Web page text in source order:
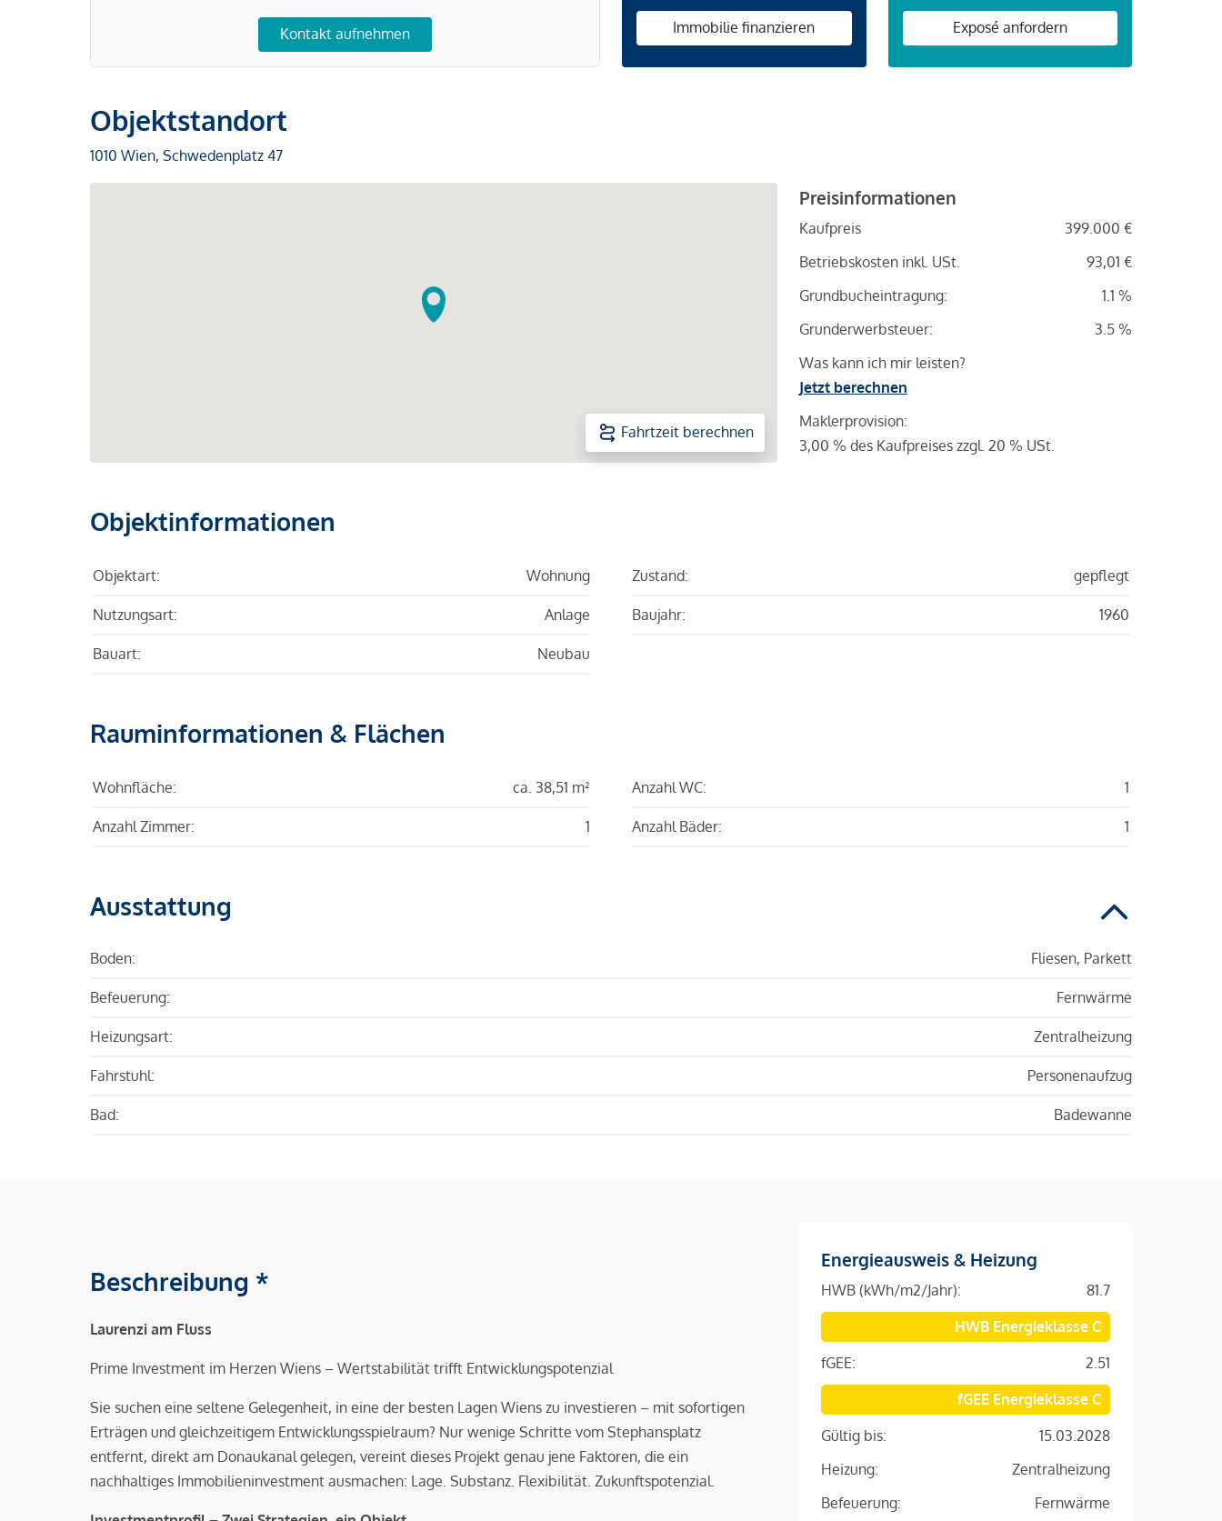
Kontakt aufnehmen Immobilie finanzieren Exposé anfordern
Objektstandort
1010 Wien, Schwedenplatz 47
Fahrtzeit berechnen
Preisinformationen
Kaufpreis
399.000 €
Betriebskosten inkl. USt.
93,01 €
Grundbucheintragung:
1.1 %
Grunderwerbsteuer:
3.5 %
Was kann ich mir leisten?
Jetzt berechnen
Maklerprovision:
3,00 % des Kaufpreises zzgl. 20 % USt.
Objektinformationen
Objektart: Wohnung
Nutzungsart: Anlage
Bauart: Neubau
Zustand: gepflegt
Baujahr: 1960
Rauminformationen & Flächen
Wohnfläche: ca. 38,51 m²
Anzahl Zimmer: 1
Anzahl WC: 1
Anzahl Bäder: 1
Ausstattung
Boden: Fliesen, Parkett
Befeuerung: Fernwärme
Heizungsart: Zentralheizung
Fahrstuhl: Personenaufzug
Bad: Badewanne
Beschreibung *
Laurenzi am Fluss
Prime Investment im Herzen Wiens – Wertstabilität trifft Entwicklungspotenzial
Sie suchen eine seltene Gelegenheit, in eine der besten Lagen Wiens zu investieren – mit sofortigen
Erträgen und gleichzeitigem Entwicklungsspielraum? Nur wenige Schritte vom Stephansplatz
entfernt, direkt am Donaukanal gelegen, vereint dieses Projekt genau jene Faktoren, die ein
nachhaltiges Immobilieninvestment ausmachen: Lage. Substanz. Flexibilität. Zukunftspotenzial.
Energieausweis & Heizung
HWB (kWh/m2/Jahr):
81.7
HWB Energieklasse C
fGEE:
2.51
fGEE Energieklasse C
Gültig bis:
15.03.2028
Heizung:
Zentralheizung
Befeuerung:
Fernwärme